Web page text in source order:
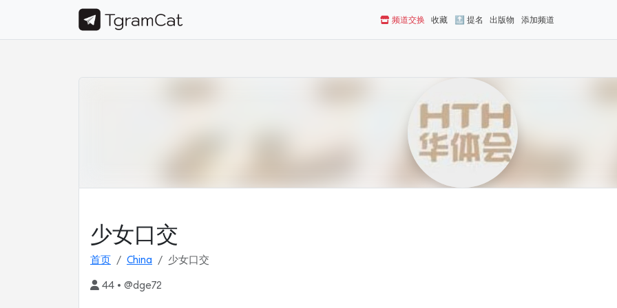
频道交换 收藏 🔝 提名 出版物 添加频道
少女口交
首页 China 少女口交
44 • @dge72